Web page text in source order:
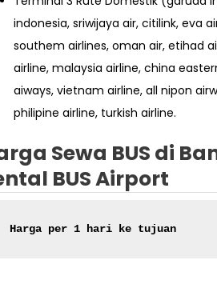
indonesia, sriwijaya air, citilink, eva
southem airlines, oman air, etihad
airline, malaysia airline, china
aiways, vietnam airline, all nipon
philipine airline, turkish airline.
Sewa BUS di
BUS Airport
Harga per 1 hari ke tujuan